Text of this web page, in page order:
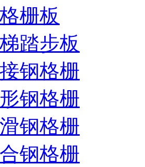
栅板
踏步板
钢格栅
钢格栅
钢格栅
钢格栅